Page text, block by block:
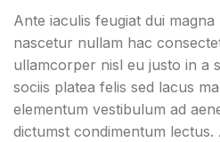
Ante iaculis feugiat dui
nascetur nullam hac
ullamcorper nisl eu justo in a
sociis platea felis sed lacus
elementum vestibulum ad
dictumst condimentum